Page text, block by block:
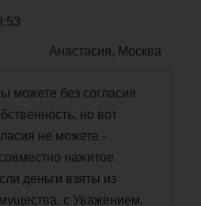
Анастасия, Москва
можете без согласия
но вот
не можете -
нажитое
деньги взяты из
с Уважением.